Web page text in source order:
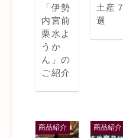
「伊勢
内宮前
栗水よ
うか
ん」の
ご紹介
土産７
選
商品紹介 商品紹介